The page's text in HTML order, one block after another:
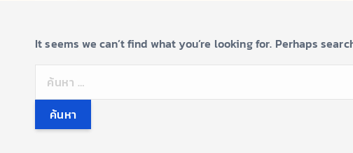
It seems we can’t find what you’re looking for. Perhaps
า